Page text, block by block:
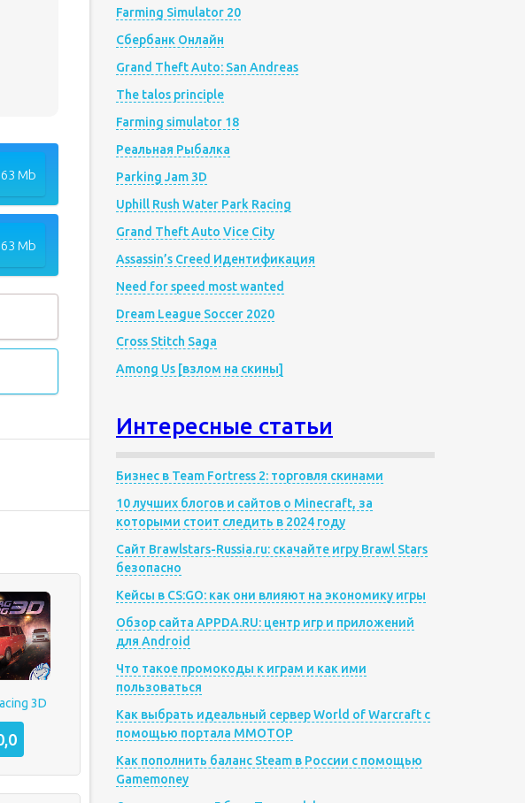
Mb
Mb
3D
Farming Simulator 20
Сбербанк Онлайн
Grand Theft Auto: San Andreas
The talos principle
Farming simulator 18
Реальная Рыбалка
Parking Jam 3D
Uphill Rush Water Park Racing
Grand Theft Auto Vice City
Assassin’s Creed Идентификация
Need for speed most wanted
Dream League Soccer 2020
Cross Stitch Saga
Among Us [взлом на скины]
Интересные статьи
Бизнес в Team Fortress 2: торговля скинами
10 лучших блогов и сайтов о Minecraft, за
которыми стоит следить в 2024 году
Сайт Brawlstars-Russia.ru: скачайте игру Brawl Stars
безопасно
Кейсы в CS:GO: как они влияют на экономику игры
Обзор сайта APPDA.RU: центр игр и приложений
для Android
Что такое промокоды к играм и как ими
пользоваться
Как выбрать идеальный сервер World of Warcraft с
помощью портала MMOTOP
Как пополнить баланс Steam в России с помощью
Gamemoney